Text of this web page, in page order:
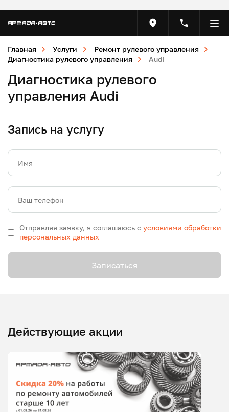
Главная Услуги
Ремонт рулевого управления
Диагностика рулевого управления
Audi
Диагностика рулевого
управления Audi
Запись на услугу
Имя
Ваш телефон
Отправляя заявку, я соглашаюсь с условиями обработки
персональных данных
Записаться
Действующие акции